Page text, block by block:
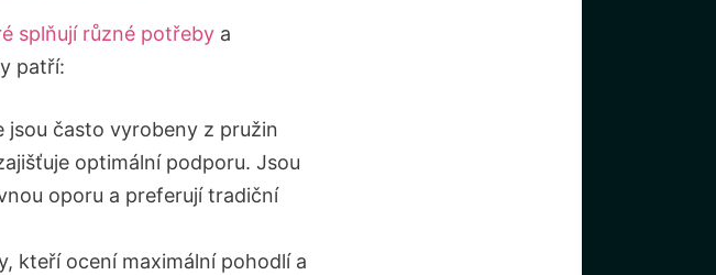
splňují různé potřeby a
patří:
jsou často vyrobeny z pružin
optimální podporu. Jsou
oporu a ‌preferují tradiční
kteří ocení ​maximální pohodlí a